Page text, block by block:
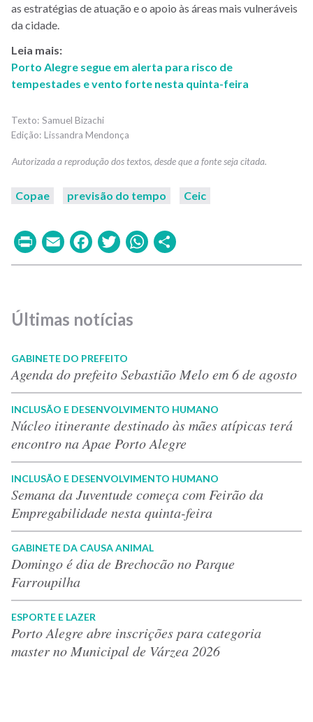
as estratégias de atuação e o apoio às áreas mais vulneráveis
da cidade.
Leia mais:
Porto Alegre segue em alerta para risco de
tempestades e vento forte nesta quinta-feira
Samuel Bizachi
Lissandra Mendonça
Copae previsão do tempo Ceic
PrintEmailFacebook
TwitterWhatsApp
Últimas notícias
GABINETE DO PREFEITO
Agenda do prefeito Sebastião Melo em 6 de agosto
INCLUSÃO E DESENVOLVIMENTO HUMANO
Núcleo itinerante destinado às mães atípicas terá
encontro na Apae Porto Alegre
INCLUSÃO E DESENVOLVIMENTO HUMANO
Semana da Juventude começa com Feirão da
Empregabilidade nesta quinta-feira
GABINETE DA CAUSA ANIMAL
Domingo é dia de Brechocão no Parque
Farroupilha
ESPORTE E LAZER
Porto Alegre abre inscrições para categoria
master no Municipal de Várzea 2026